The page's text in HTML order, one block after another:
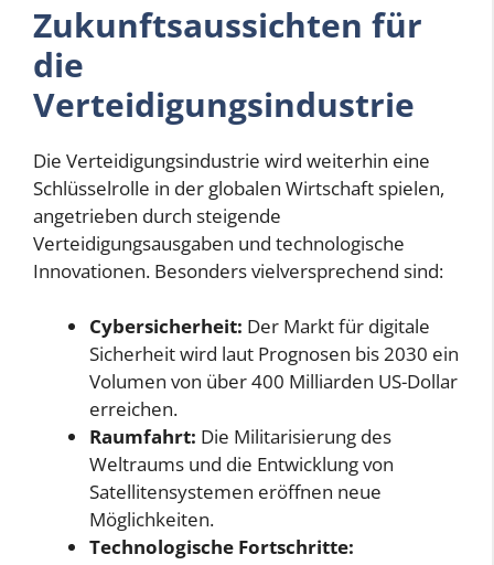
Zukunftsaussichten für
die
Verteidigungsindustrie
Die Verteidigungsindustrie wird weiterhin eine
Schlüsselrolle in der globalen Wirtschaft spielen,
angetrieben durch steigende
Verteidigungsausgaben und technologische
Innovationen. Besonders vielversprechend sind:
Cybersicherheit: Der Markt für digitale
Sicherheit wird laut Prognosen bis 2030 ein
Volumen von über 400 Milliarden US-Dollar
erreichen.
Raumfahrt: Die Militarisierung des
Weltraums und die Entwicklung von
Satellitensystemen eröffnen neue
Möglichkeiten.
Technologische Fortschritte: